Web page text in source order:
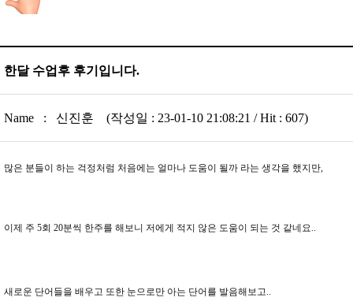
한달 수업후 후기입니다.
Name : 신진훈 (작성일 : 23-01-10 21:08:21 / Hit : 607)
많은 분들이 하는 걱정처럼 처음에는 얼마나 도움이 될까 라는 생각을 했지만,
이제 주 5회 20분씩 한주를 해보니 저에게 적지 않은 도움이 되는 것 같네요..
새로운 단어들을 배우고 또한 눈으로만 아는 단어를 발음해보고..